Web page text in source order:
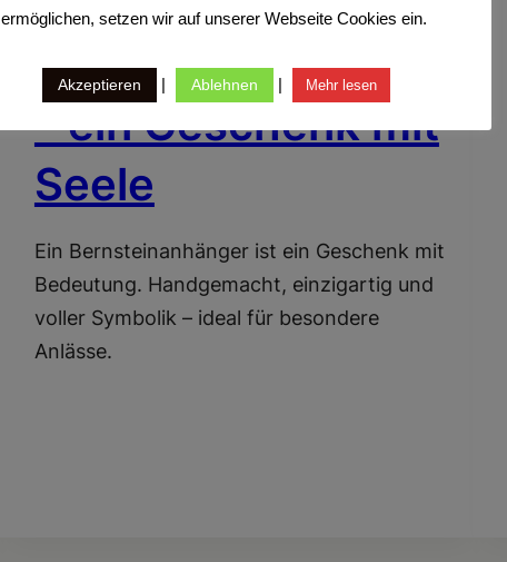
BERNSTEIN ALS GESCHENK
Bernsteinanhänger
– ein Geschenk mit
Seele
Ein Bernsteinanhänger ist ein Geschenk mit
Bedeutung. Handgemacht, einzigartig und
voller Symbolik – ideal für besondere
Anlässe.
ermöglichen, setzen wir auf unserer Webseite Cookies ein.
Akzeptieren | Ablehnen | Mehr lesen